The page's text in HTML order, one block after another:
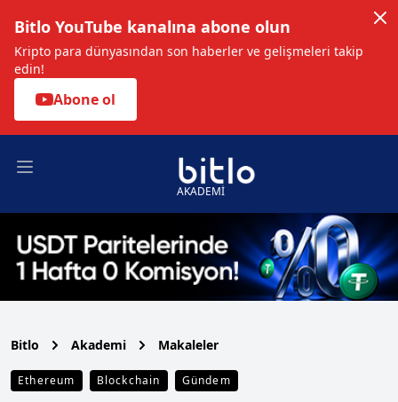
Bitlo YouTube kanalına abone olun
Kripto para dünyasından son haberler ve gelişmeleri takip
edin!
Abone ol
Open main menu
AKADEMİ
Bitlo Akademi Makaleler
Ethereum Blockchain Gündem